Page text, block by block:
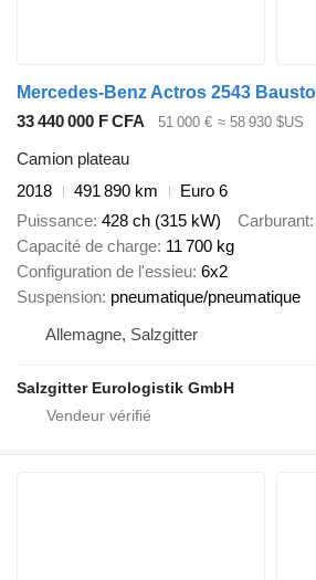
33 440 000 F CFA 51 000 € ≈ 58 930 $US
Camion plateau
2018
491 890 km
Euro 6
Puissance 428 ch (315 kW) Carburant
Capacité de charge 11 700 kg
Configuration de l'essieu 6x2
Suspension pneumatique/pneumatique
Allemagne, Salzgitter
Salzgitter Eurologistik GmbH